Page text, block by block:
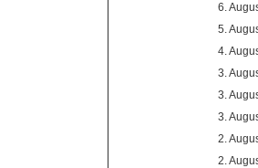
6.
5.
4.
3.
3.
3.
2.
2.